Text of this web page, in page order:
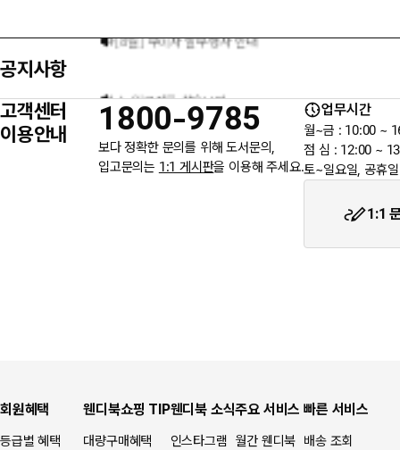
공지사항
6월 3일 지방선거일 휴무 안내
고객센터
이용안내
1800-9785
보다 정확한 문의를 위해 도서문의,
입고문의는 1:1 게시판을 이용해 주세요.
업무시간
월~금 : 10:00 ~
점 심 : 12:00 ~
토~일요일, 공휴
1:1
회원혜택
등급별 혜택
웬디북쇼핑 TIP
대량구매혜택
웬디북 소식
인스타그램
주요 서비스
월간 웬디북
빠른 서비스
배송 조회